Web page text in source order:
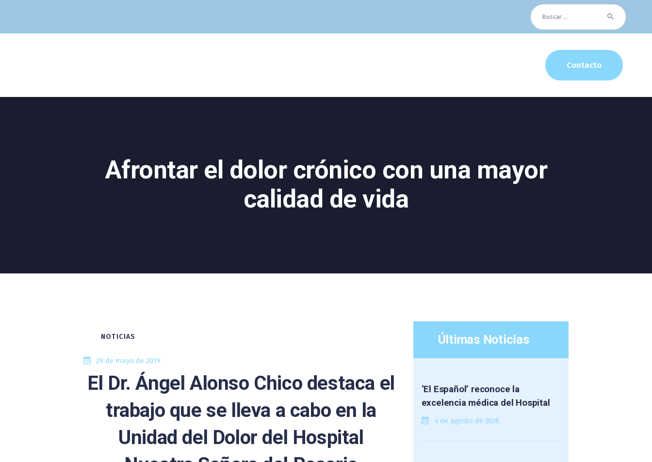
Buscar:
Contacto
Afrontar el dolor crónico con una mayor
calidad de vida
Especialidades
Noticias
NOTICIAS
29 de mayo de 2019
El Dr. Ángel Alonso Chico destaca el
trabajo que se lleva a cabo en la
Unidad del Dolor del Hospital
Últimas Noticias
‘El Español’ reconoce la
excelencia médica del Hospital
4 de agosto de 2026